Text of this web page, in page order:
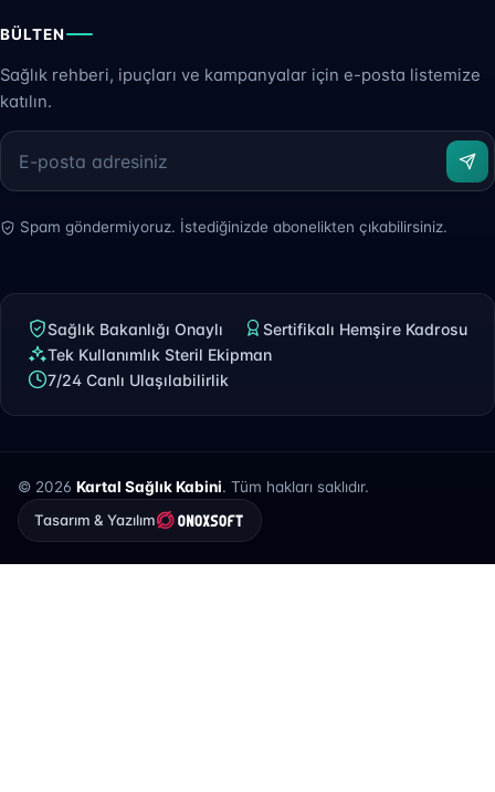
BÜLTEN
Sağlık rehberi, ipuçları ve kampanyalar için e-posta listemize
katılın.
Spam göndermiyoruz. İstediğinizde abonelikten çıkabilirsiniz.
Sağlık Bakanlığı Onaylı
Sertifikalı Hemşire Kadrosu
Tek Kullanımlık Steril Ekipman
7/24 Canlı Ulaşılabilirlik
© 2026 Kartal Sağlık Kabini. Tüm hakları saklıdır.
Tasarım & Yazılım